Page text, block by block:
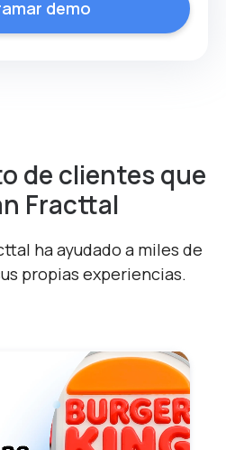
de clientes que
Fracttal
ha ayudado a miles de
propias experiencias.